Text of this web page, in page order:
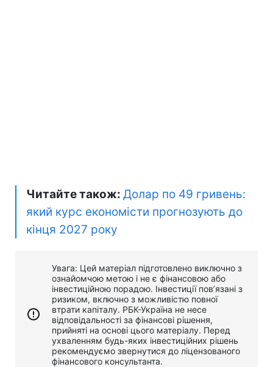
Читайте також: Долар по 49 гривень:
який курс економісти прогнозують до
кінця 2027 року
Увага: Цей матеріал підготовлено виключно з
ознайомчою метою і не є фінансовою або
інвестиційною порадою. Інвестиції пов’язані з
ризиком, включно з можливістю повної
втрати капіталу. РБК-Україна не несе
відповідальності за фінансові рішення,
прийняті на основі цього матеріалу. Перед
ухваленням будь-яких інвестиційних рішень
рекомендуємо звернутися до ліцензованого
фінансового консультанта.